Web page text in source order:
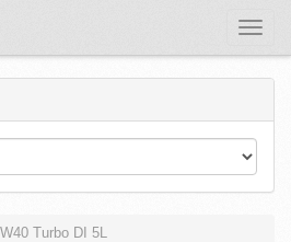
Toggle
Turbo DI 5L